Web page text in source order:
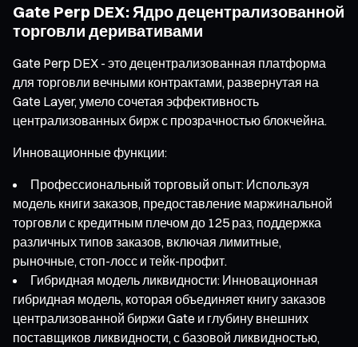
Gate Perp DEX: Ядро децентрализованной
торговли деривативами
Gate Perp DEX - это децентрализованная платформа
для торговли вечными контрактами, развернутая на
Gate Layer, умело сочетая эффективность
централизованных бирж с прозрачностью блокчейна.
Инновационные функции:
Профессиональный торговый опыт: Используя
модель книги заказов, предоставление маржинальной
торговли с кредитным плечом до 125 раз, поддержка
различных типов заказов, включая лимитные,
рыночные, стоп-лосс и тейк-профит.
Гибридная модель ликвидности: Инновационная
гибридная модель, которая объединяет книгу заказов
централизованной биржи Gate и глубину внешних
поставщиков ликвидности, с базовой ликвидностью,